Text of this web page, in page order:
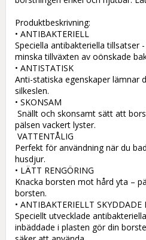
Produktbeskrivning:
• ANTIBAKTERIELL
Speciella antibakteriella tillsatser
minska tillväxten av oönskade
• ANTISTATISK
Anti-statiska egenskaper lämnar
silkeslen.
• SKONSAM
pälsen vackert lyster.
Perfekt för användning när du
husdjur.
• LÄTT RENGÖRING
Knacka borsten mot hård yta –
borsten.
• ANTIBAKTERIELLT SKYDDADE
Speciellt utvecklade
inbäddade i plasten gör din